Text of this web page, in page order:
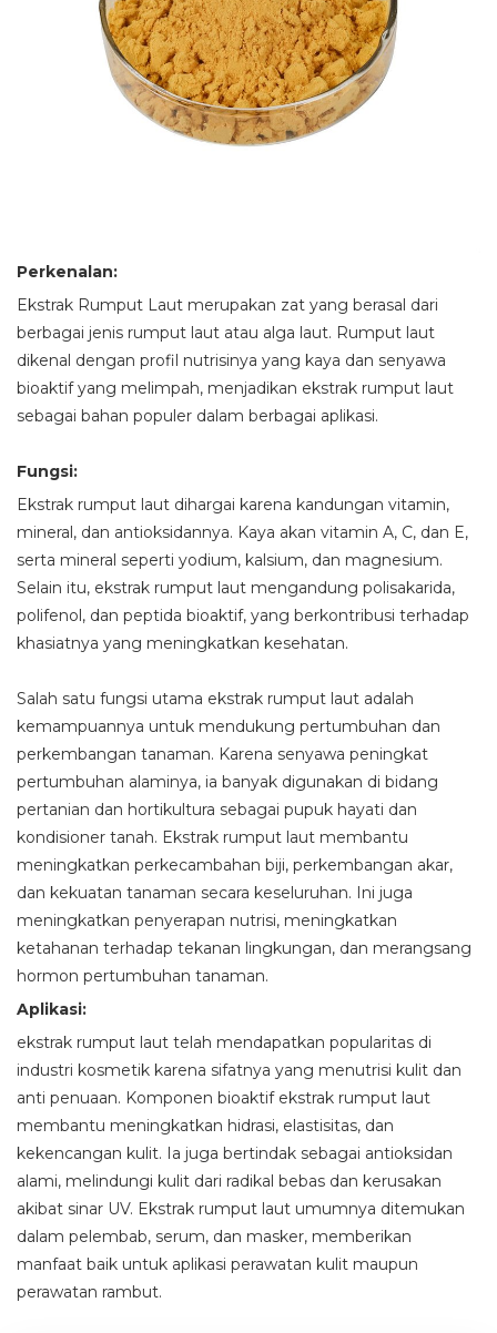
Perkenalan:
Ekstrak Rumput Laut merupakan zat yang berasal dari
berbagai jenis rumput laut atau alga laut. Rumput laut
dikenal dengan profil nutrisinya yang kaya dan senyawa
bioaktif yang melimpah, menjadikan ekstrak rumput laut
sebagai bahan populer dalam berbagai aplikasi.
Fungsi:
Ekstrak rumput laut dihargai karena kandungan vitamin,
mineral, dan antioksidannya. Kaya akan vitamin A, C, dan E,
serta mineral seperti yodium, kalsium, dan magnesium.
Selain itu, ekstrak rumput laut mengandung polisakarida,
polifenol, dan peptida bioaktif, yang berkontribusi terhadap
khasiatnya yang meningkatkan kesehatan.
Salah satu fungsi utama ekstrak rumput laut adalah
kemampuannya untuk mendukung pertumbuhan dan
perkembangan tanaman. Karena senyawa peningkat
pertumbuhan alaminya, ia banyak digunakan di bidang
pertanian dan hortikultura sebagai pupuk hayati dan
kondisioner tanah. Ekstrak rumput laut membantu
meningkatkan perkecambahan biji, perkembangan akar,
dan kekuatan tanaman secara keseluruhan. Ini juga
meningkatkan penyerapan nutrisi, meningkatkan
ketahanan terhadap tekanan lingkungan, dan merangsang
hormon pertumbuhan tanaman.
Aplikasi:
ekstrak rumput laut telah mendapatkan popularitas di
industri kosmetik karena sifatnya yang menutrisi kulit dan
anti penuaan. Komponen bioaktif ekstrak rumput laut
membantu meningkatkan hidrasi, elastisitas, dan
kekencangan kulit. Ia juga bertindak sebagai antioksidan
alami, melindungi kulit dari radikal bebas dan kerusakan
akibat sinar UV. Ekstrak rumput laut umumnya ditemukan
dalam pelembab, serum, dan masker, memberikan
manfaat baik untuk aplikasi perawatan kulit maupun
perawatan rambut.